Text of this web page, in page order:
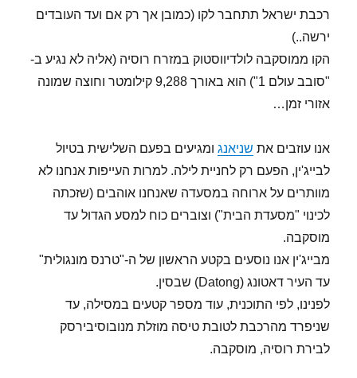
רכבת ישראל תתחבר לקו (כמובן אך רק אם ועד העובדים
ירשה..)
הקו ממוסקבה לולדיווסטוק במזרח רוסיה (אליה לא נגיע ב-
"סובב עולם 1") הוא באורך 9,288 קילומטר וחוצה שמונה
אזורי זמן…
אנו עוזבים את שניאנג ומגיעים בפעם השלישית בטיול
לבייג'ין, הפעם רק לחניית לילה. למרות העייפות אנחנו לא
מוותרים על ארוחה במסעדה שאנחנו אוהבים (שזכתה
לכינוי "מסעדת הבית") וצוברים כוח למסע הגדול עד
מוסקבה.
מבייג'ין אנו נוסעים בקטע הראשון של ה-"טרנס מונגולית"
עד העיר דאטונג (Datong) שבסין.
לפנינו, לפי התוכנית, עוד מספר קטעים במסילה, עד
שניפרד מהרכבת לטובת טיסה מוזלת מנובוסיבירסק
לבירת רוסיה, מוסקבה.